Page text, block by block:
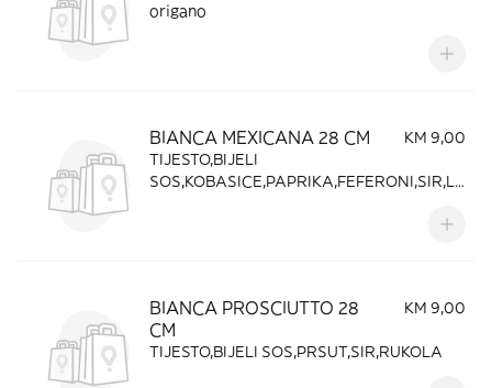
origano
BIANCA MEXICANA 28 CM
KM 9,00
TIJESTO,BIJELI
SOS,KOBASICE,PAPRIKA,FEFERONI,SIR,LU
BIANCA PROSCIUTTO 28
CM
KM 9,00
TIJESTO,BIJELI SOS,PRSUT,SIR,RUKOLA